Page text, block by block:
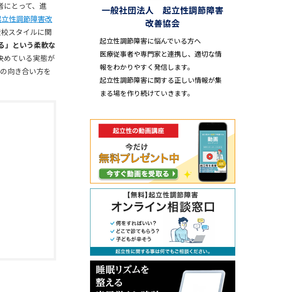
にとって、進
性調節障害改
スタイルに関
」という柔軟な
めている実態が
向き合い方を
一般社団法人 起立性調節障害
改善協会
起立性調節障害に悩んでいる方へ
医療従事者や専門家と連携し、適切な情
報をわかりやすく発信します。
起立性調節障害に関する正しい情報が集
まる場を作り続けていきます。